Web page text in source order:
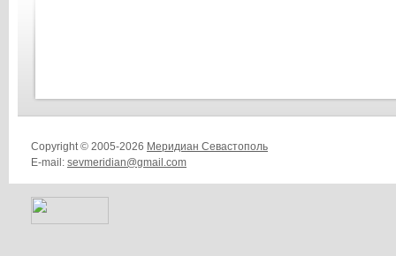
Copyright © 2005-2026 Меридиан Севастополь
E-mail: sevmeridian@gmail.com